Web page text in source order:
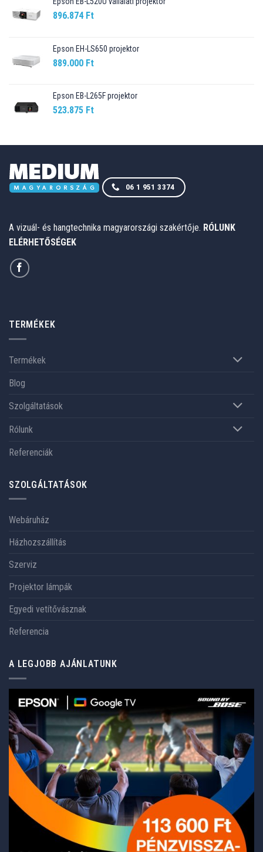
896.874 Ft
Epson EH-LS650 projektor
889.000 Ft
Epson EB-L265F projektor
523.875 Ft
06 1 951 3374
A vizuál- és hangtechnika magyarországi szakértője. RÓLUNK
ELÉRHETŐSÉGEK
TERMÉKEK
Termékek
Blog
Szolgáltatások
Rólunk
Referenciák
SZOLGÁLTATÁSOK
Webáruház
Házhozszállítás
Szerviz
Projektor lámpák
Egyedi vetítővásznak
Referencia
A LEGJOBB AJÁNLATUNK